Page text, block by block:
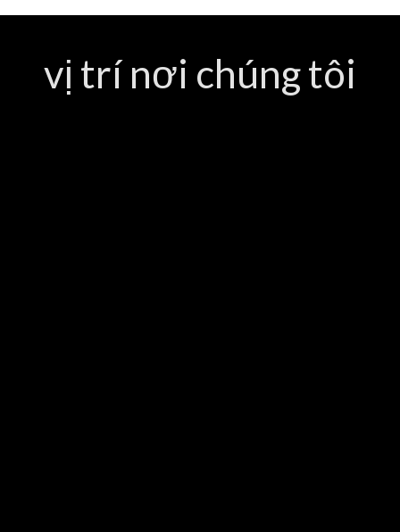
vị trí nơi chúng tôi